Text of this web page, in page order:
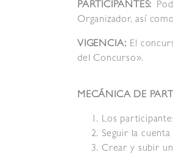
PARTICIPANTES:
Organizador, así
VIGENCIA: El
del Concurso».
MECÁNICA DE
Los
Seguir la
Crear y subir